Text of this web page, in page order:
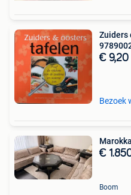
Zuiders
€ 9,20
Bezoek
€
Boom